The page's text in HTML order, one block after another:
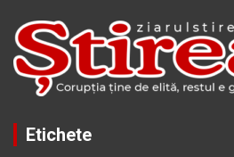
Etichete